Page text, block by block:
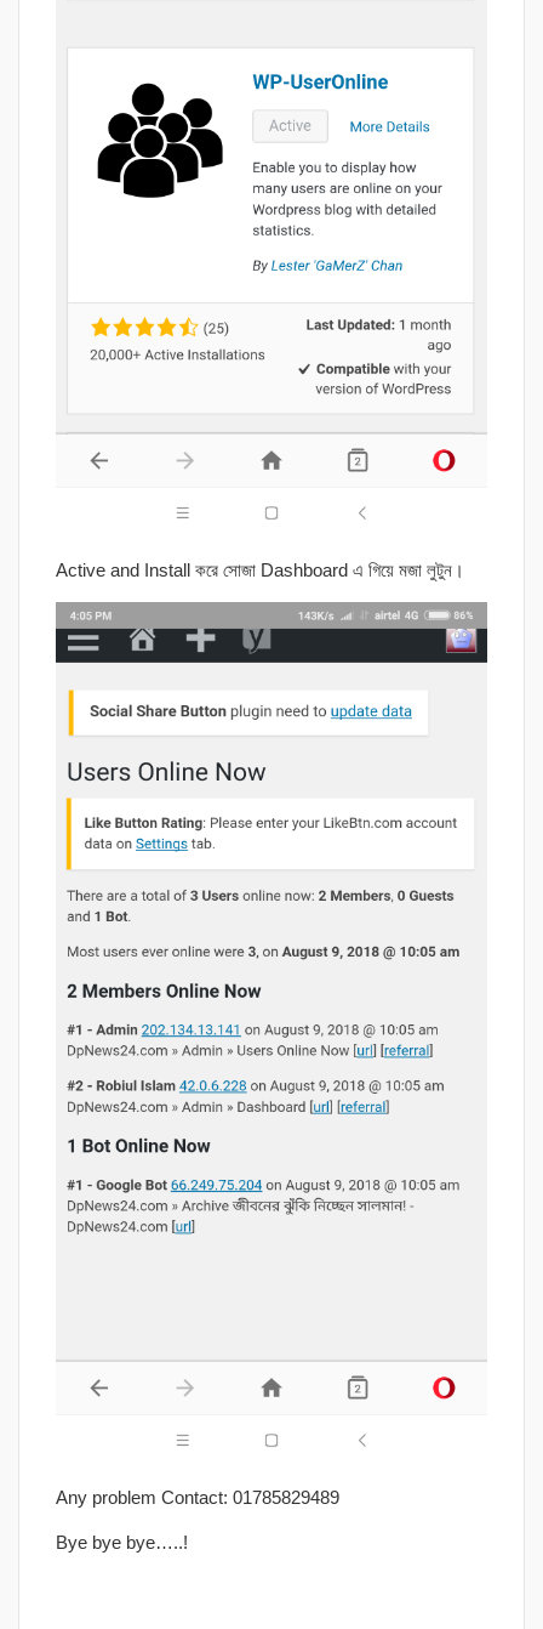
Active and Install করে সোজা Dashboard এ গিয়ে মজা লুটুন।
Any problem Contact: 01785829489
Bye bye bye…..!